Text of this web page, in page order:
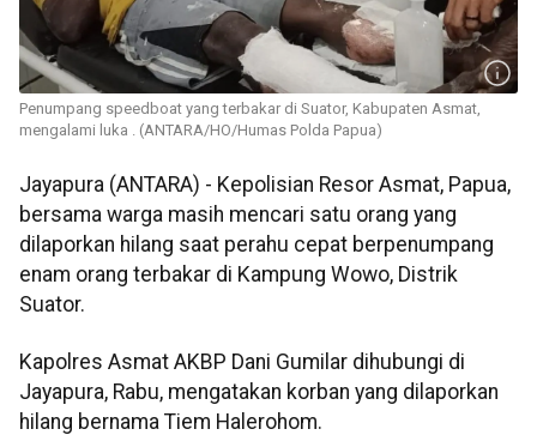
Penumpang speedboat yang terbakar di Suator, Kabupaten Asmat,
mengalami luka . (ANTARA/HO/Humas Polda Papua)
Jayapura (ANTARA) - Kepolisian Resor Asmat, Papua,
bersama warga masih mencari satu orang yang
dilaporkan hilang saat perahu cepat berpenumpang
enam orang terbakar di Kampung Wowo, Distrik
Suator.
Kapolres Asmat AKBP Dani Gumilar dihubungi di
Jayapura, Rabu, mengatakan korban yang dilaporkan
hilang bernama Tiem Halerohom.